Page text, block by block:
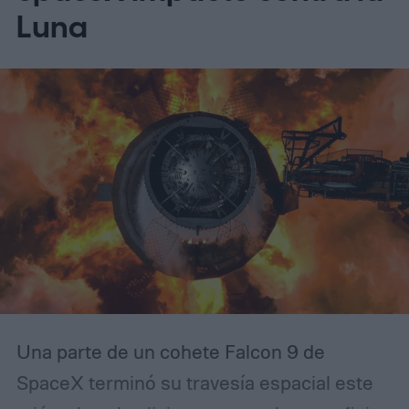
lo hace inesperadamente eficaz para
detectar asteroides peligrosos que se
dirigen hacia nosotros (según MIT
Technology Review).
Luna
Una parte de un cohete Falcon 9 de
SpaceX terminó su travesía espacial este